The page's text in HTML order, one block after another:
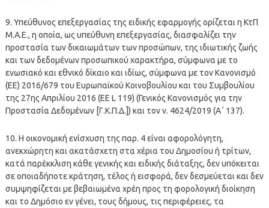
9. Υπεύθυνος επεξεργασίας της ειδικής εφαρμογής ορίζεται η ΚτΠ
Μ.Α.Ε., η οποία, ως υπεύθυνη επεξεργασίας, διασφαλίζει την
προστασία των δικαιωμάτων των προσώπων, της ιδιωτικής ζωής
και των δεδομένων προσωπικού χαρακτήρα, σύμφωνα με το
ενωσιακό και εθνικό δίκαιο και ιδίως, σύμφωνα με τον Κανονισμό
(ΕΕ) 2016/679 του Ευρωπαϊκού Κοινοβουλίου και του Συμβουλίου
της 27ης Απριλίου 2016 (ΕΕ L 119) (Γενικός Κανονισμός για την
Προστασία Δεδομένων [Γ.Κ.Π.Δ.]) και τον ν. 4624/2019 (Α΄ 137).
10. Η οικονομική ενίσχυση της παρ. 4 είναι αφορολόγητη,
ανεκχώρητη και ακατάσχετη στα χέρια του Δημοσίου ή τρίτων,
κατά παρέκκλιση κάθε γενικής και ειδικής διάταξης, δεν υπόκειται
σε οποιαδήποτε κράτηση, τέλος ή εισφορά, δεν δεσμεύεται και δεν
συμψηφίζεται με βεβαιωμένα χρέη προς τη φορολογική διοίκηση
και το Δημόσιο εν γένει, τους δήμους, τις περιφέρειες, τα